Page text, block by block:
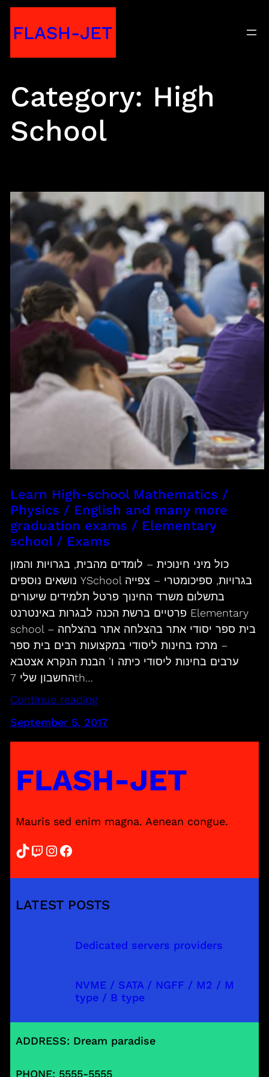
toFLASH-JET
Category: High
School
Learn High-school Mathematics /
Physics / English and many more
graduation exams / Elementary
school / Exams
כול מיני חינוכית – לומדים מהבית, בגרויות והמון
נושאים נוספים YSchool בגרויות, ספיכומטרי – צפייה
בתשלום משרד החינוך פרטל תלמידים שיעורים
פרטיים ברשת הכנה לבגרות באינטרנט Elementary
school – בית ספר יסודי אתר בהצלחה אתר בהצלחה
– מרכז בחינות ליסודי במקצועות רבים בית ספר
ערבים בחינות ליסודי כיתה ו’ הבנת הנקרא אצטבא
החשבון שלי 7th…
Continue reading
September 5, 2017
FLASH-JET
Mauris sed enim magna. Aenean congue.
TikTok Twitch InstagramFacebook
LATEST POSTS
Dedicated servers providers
NVME / SATA / NGFF / M2 / M
type / B type
ADDRESS: Dream paradise
PHONE: 5555-5555